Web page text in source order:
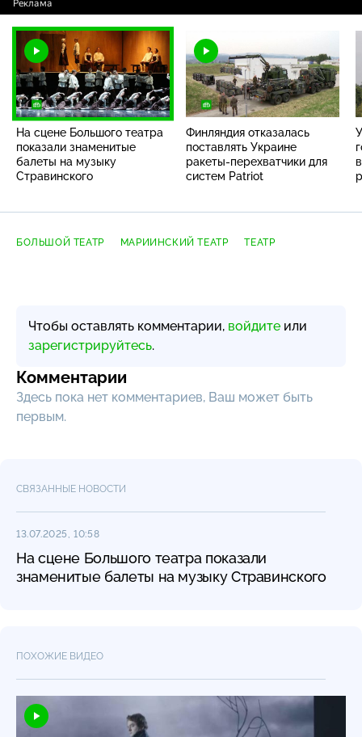
На сцене Большого театра
показали знаменитые
балеты на музыку
Стравинского
Финляндия отказалась
поставлять Украине
ракеты-перехватчики для
систем Patriot
БОЛЬШОЙ ТЕАТР МАРИИНСКИЙ ТЕАТР ТЕАТР
Чтобы оставлять комментарии, войдите или
зарегистрируйтесь.
Комментарии
Здесь пока нет комментариев, Ваш может быть
первым.
СВЯЗАННЫЕ НОВОСТИ
13.07.2025, 10:58
На сцене Большого театра показали
знаменитые балеты на музыку Стравинского
ПОХОЖИЕ ВИДЕО